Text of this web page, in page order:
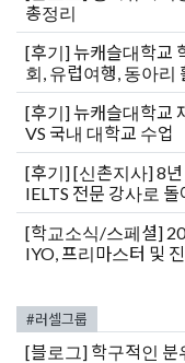
총정리
[후기]뉴캐슬대학교
회, 유럽여행, 동아리
[후기]뉴캐슬대학교
VS 국내 대학교 수업
[후기][신촌지사] 8년
IELTS 전문 강사로 돌
[학교소식/스페셜]
IYO, 프리마스터 및
#러셀그룹
[블로그] 학구적인 분